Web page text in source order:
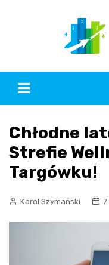
Chłodne
Strefie
Targówku!
Karol Szymański 7